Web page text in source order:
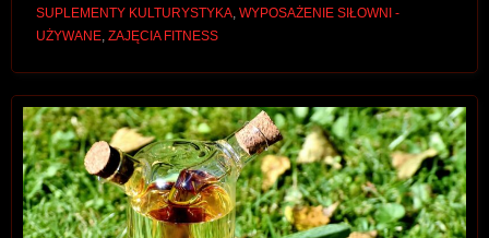
SUPLEMENTY KULTURYSTYKA, WYPOSAŻENIE SIŁOWNI -
UŻYWANE, ZAJĘCIA FITNESS